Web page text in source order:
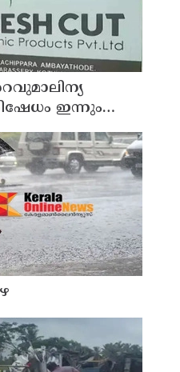
ഇന്നും